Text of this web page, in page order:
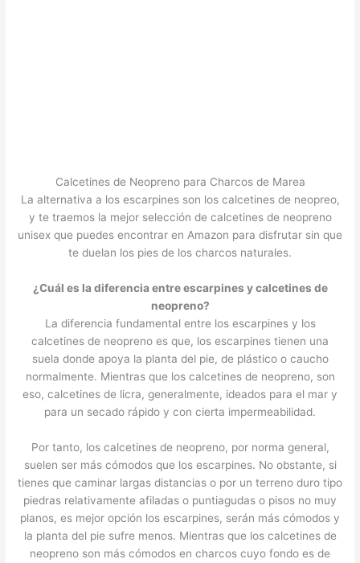
Calcetines de Neopreno para Charcos de Marea
La alternativa a los escarpines son los calcetines de neopreo,
y te traemos la mejor selección de calcetines de neopreno
unisex que puedes encontrar en Amazon para disfrutar sin que
te duelan los pies de los charcos naturales.
¿Cuál es la diferencia entre escarpines y calcetines de
neopreno?
La diferencia fundamental entre los escarpines y los
calcetines de neopreno es que, los escarpines tienen una
suela donde apoya la planta del pie, de plástico o caucho
normalmente. Mientras que los calcetines de neopreno, son
eso, calcetines de licra, generalmente, ideados para el mar y
para un secado rápido y con cierta impermeabilidad.
Por tanto, los calcetines de neopreno, por norma general,
suelen ser más cómodos que los escarpines. No obstante, si
tienes que caminar largas distancias o por un terreno duro tipo
piedras relativamente afiladas o puntiagudas o pisos no muy
planos, es mejor opción los escarpines, serán más cómodos y
la planta del pie sufre menos. Mientras que los calcetines de
neopreno son más cómodos en charcos cuyo fondo es de